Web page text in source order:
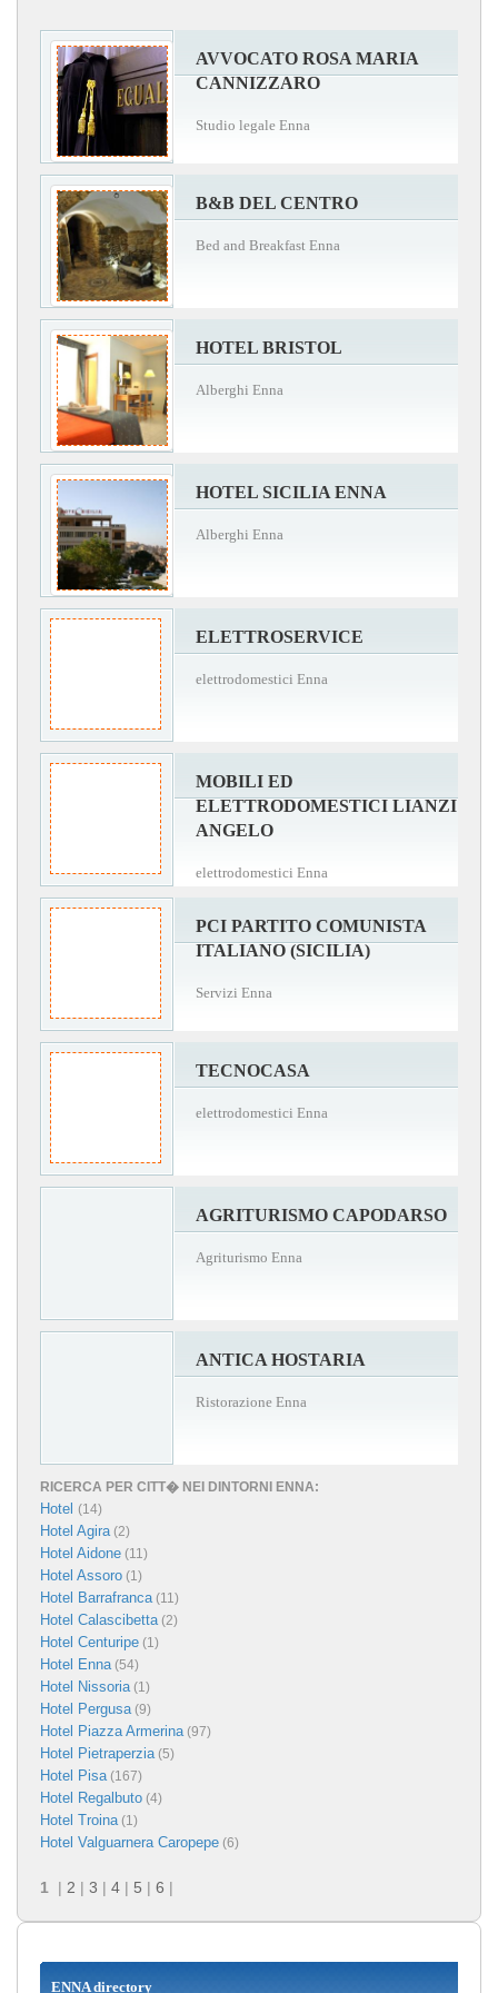
AVVOCATO ROSA MARIA
CANNIZZARO
Studio legale Enna
B&B DEL CENTRO
Bed and Breakfast Enna
HOTEL BRISTOL
Alberghi Enna
HOTEL SICILIA ENNA
Alberghi Enna
ELETTROSERVICE
elettrodomestici Enna
MOBILI ED
ELETTRODOMESTICI LIANZI
ANGELO
elettrodomestici Enna
PCI PARTITO COMUNISTA
ITALIANO (SICILIA)
Servizi Enna
TECNOCASA
elettrodomestici Enna
AGRITURISMO CAPODARSO
Agriturismo Enna
ANTICA HOSTARIA
Ristorazione Enna
RICERCA PER CITT� NEI DINTORNI ENNA:
Hotel (14)
Hotel Agira(2)
Hotel Aidone (11)
Hotel Assoro (1)
Hotel Barrafranca(11)
Hotel Calascibetta(2)
Hotel Centuripe (1)
Hotel Enna(54)
Hotel Nissoria(1)
Hotel Pergusa(9)
Hotel Piazza Armerina(97)
Hotel Pietraperzia(5)
Hotel Pisa(167)
Hotel Regalbuto (4)
Hotel Troina(1)
Hotel Valguarnera Caropepe (6)
1 | 2 | 3 | 4 | 5 | 6 |
ENNA directory